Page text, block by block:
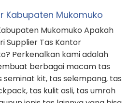
Kabupaten Mukomuko
Mukomuko Apakah
Supplier Tas Kantor
Perkenalkan kami adalah
berbagai macam tas
kit, tas selempang, tas
tas kulit asli, tas umroh